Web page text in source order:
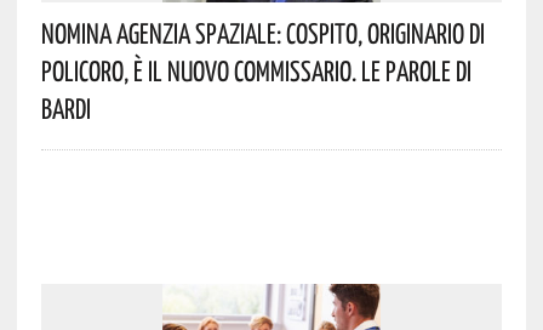
Nomina Agenzia Spaziale: Cospito, Originario Di
Policoro, È Il Nuovo Commissario. Le Parole Di
Bardi